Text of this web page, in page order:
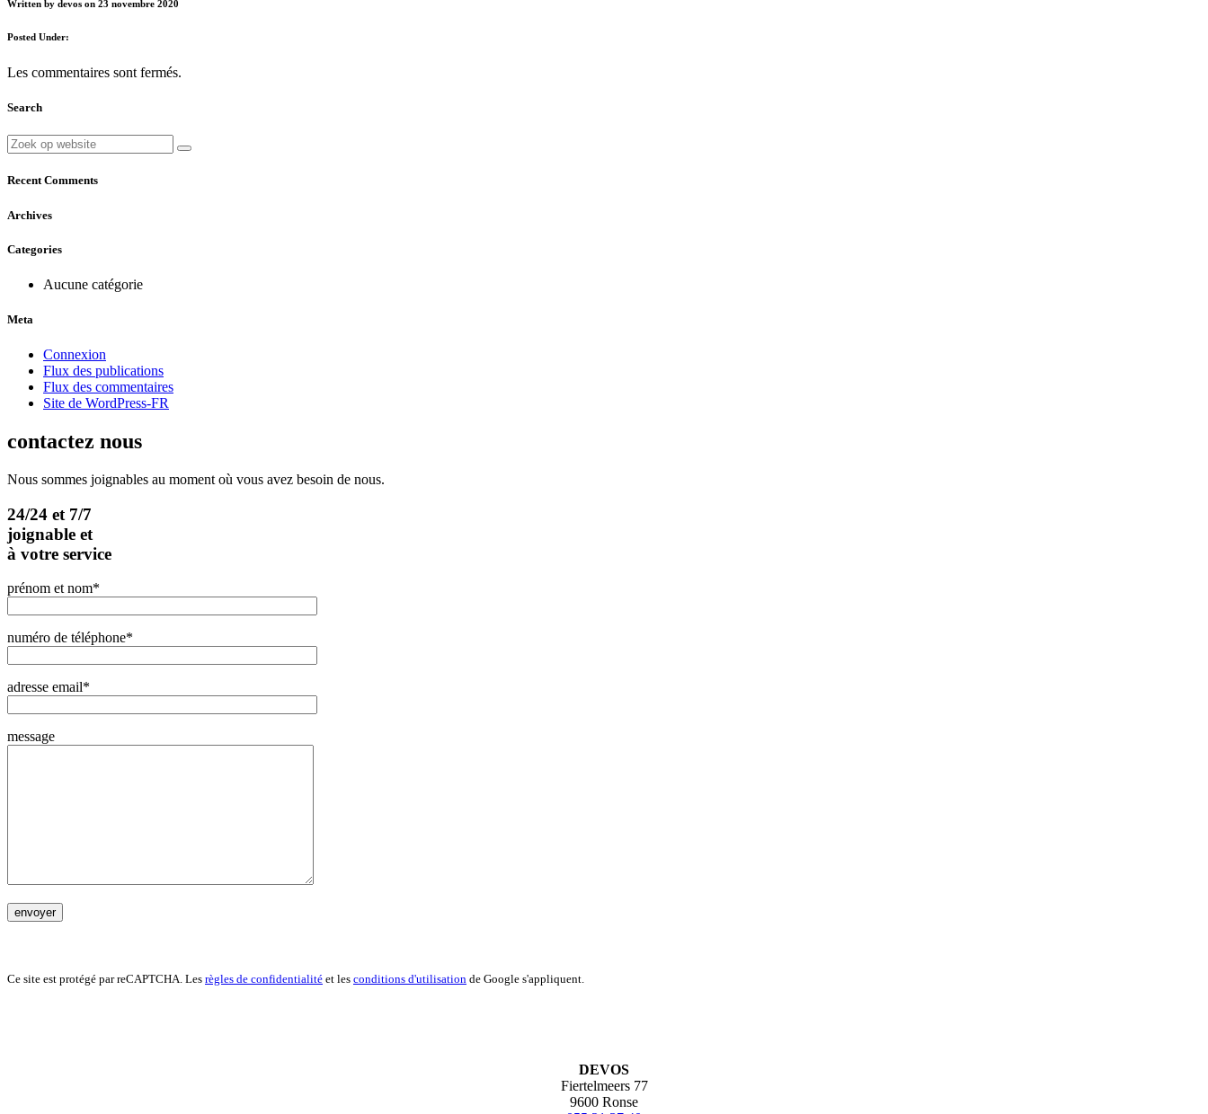
Written by devos on 23 novembre 2020
Posted Under:
Les commentaires sont fermés.
Search
Recent Comments
Archives
Categories
Aucune catégorie
Meta
Connexion
Flux des publications
Flux des commentaires
Site de WordPress-FR
contactez nous
Nous sommes joignables au moment où vous avez besoin de nous.
24/24 et 7/7
joignable et
à votre service
prénom et nom*
numéro de téléphone*
adresse email*
message
Ce site est protégé par reCAPTCHA. Les règles de confidentialité et les conditions d'utilisation de Google s'appliquent.
DEVOS
Fiertelmeers 77
9600 Ronse